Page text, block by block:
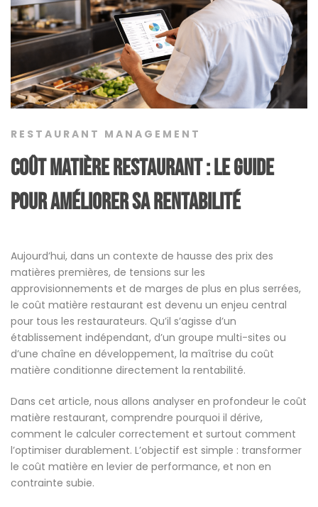
RESTAURANT MANAGEMENT
coût matière restaurant : le guide
pour améliorer sa rentabilité
Aujourd’hui, dans un contexte de hausse des prix des
matières premières, de tensions sur les
approvisionnements et de marges de plus en plus serrées,
le coût matière restaurant est devenu un enjeu central
pour tous les restaurateurs. Qu’il s’agisse d’un
établissement indépendant, d’un groupe multi-sites ou
d’une chaîne en développement, la maîtrise du coût
matière conditionne directement la rentabilité.
Dans cet article, nous allons analyser en profondeur le coût
matière restaurant, comprendre pourquoi il dérive,
comment le calculer correctement et surtout comment
l’optimiser durablement. L’objectif est simple : transformer
le coût matière en levier de performance, et non en
contrainte subie.